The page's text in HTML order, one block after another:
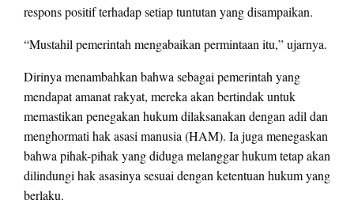
respons positif terhadap setiap tuntutan yang disampaikan.
“Mustahil pemerintah mengabaikan permintaan itu,” ujarnya.
Dirinya menambahkan bahwa sebagai pemerintah yang
mendapat amanat rakyat, mereka akan bertindak untuk
memastikan penegakan hukum dilaksanakan dengan adil dan
menghormati hak asasi manusia (HAM). Ia juga menegaskan
bahwa pihak-pihak yang diduga melanggar hukum tetap akan
dilindungi hak asasinya sesuai dengan ketentuan hukum yang
berlaku.